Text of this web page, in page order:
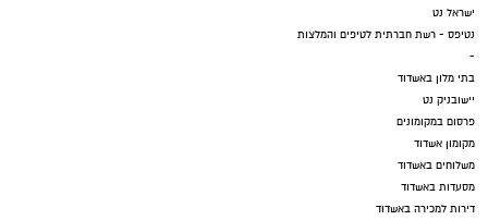
ישראל נט
נטיפס - רשת חברתית לטיפים והמלצות
-
בתי מלון באשדוד
יישובניק נט
פרסום במקומונים
מקומון אשדוד
משלוחים באשדוד
מסעדות באשדוד
דירות למכירה באשדוד